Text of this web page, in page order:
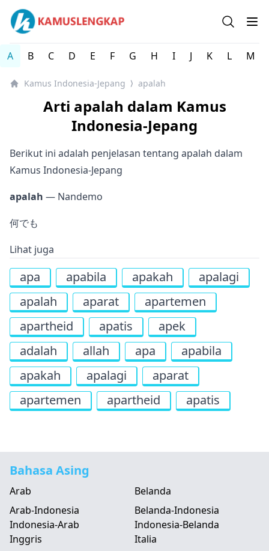
Kamus Lengkap Indonesia-Jepang - Kamus Bahasa
Open
A B C D E F G H I J K L M
Kamus Indonesia-Jepang ⟩ apalah
Arti apalah dalam Kamus
Indonesia-Jepang
Berikut ini adalah penjelasan tentang apalah dalam
Kamus Indonesia-Jepang
apalah — Nandemo
何でも
Lihat juga
apa apabila apakah
apalagi
apalah
aparat
apartemen
apartheid
apatis
apek
adalah
allah apa
apabila
apakah
apalagi
aparat
apartemen
apartheid apatis
Bahasa Asing
Arab
Arab-Indonesia
Indonesia-Arab
Belanda
Belanda-Indonesia
Indonesia-Belanda
Inggris
Italia